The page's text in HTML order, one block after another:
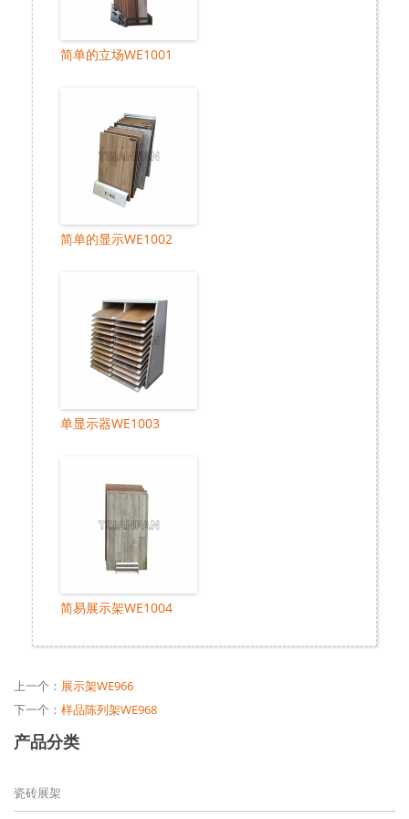
简单的立场WE1001
简单的显示WE1002
单显示器WE1003
简易展示架WE1004
上一个： 展示架WE966
下一个： 样品陈列架WE968
产品分类
瓷砖展架